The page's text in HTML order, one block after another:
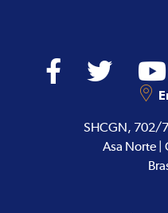
SHCGN, 702/
Asa Norte |